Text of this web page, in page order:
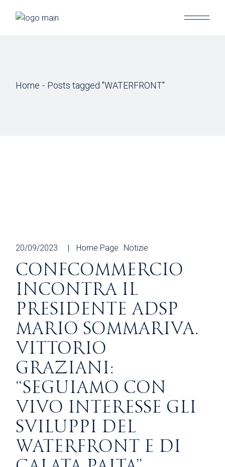
Home Posts tagged "WATERFRONT"
20/09/2023 Home Page Notizie
CONFCOMMERCIO
INCONTRA IL
PRESIDENTE ADSP
MARIO SOMMARIVA.
VITTORIO
GRAZIANI:
“SEGUIAMO CON
VIVO INTERESSE GLI
SVILUPPI DEL
WATERFRONT E DI